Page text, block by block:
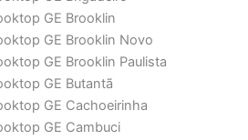
GE Brooklin
GE Brooklin Novo
GE Brooklin Paulista
GE Butantã
GE Cachoeirinha
GE Cambuci